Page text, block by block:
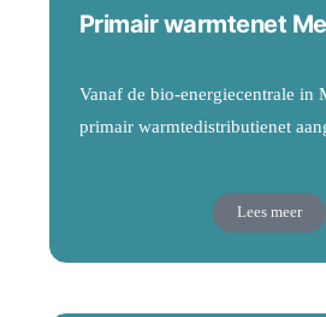
Primair warmtenet
Vanaf de bio-energiecentrale in
primair warmtedistributienet
Lees meer